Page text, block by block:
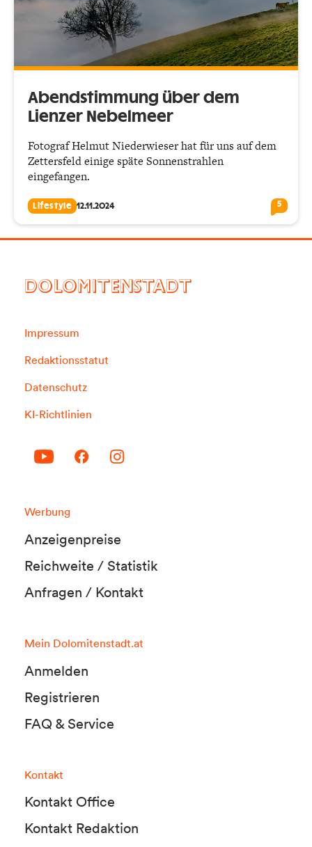
Abendstimmung über dem
Lienzer Nebelmeer
Fotograf Helmut Niederwieser hat für uns auf dem
Zettersfeld einige späte Sonnenstrahlen
eingefangen.
Lifestyle 12.11.2024 5
DOLOMITENSTADT
Impressum
Redaktionsstatut
Datenschutz
KI-Richtlinien
Werbung
Anzeigenpreise
Reichweite / Statistik
Anfragen / Kontakt
Mein Dolomitenstadt.at
Anmelden
Registrieren
FAQ & Service
Kontakt
Kontakt Office
Kontakt Redaktion